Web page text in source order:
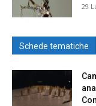
29
Schede tematiche